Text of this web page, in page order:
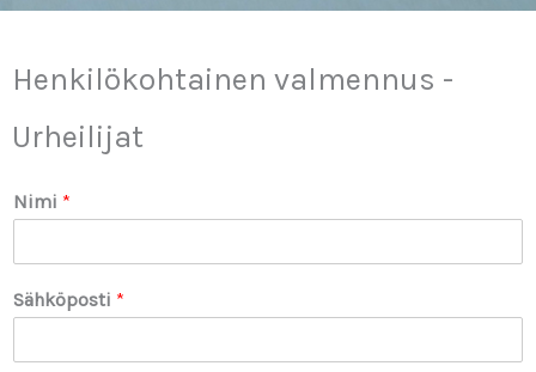
Henkilökohtainen valmennus -
Urheilijat
Nimi *
Sähköposti *